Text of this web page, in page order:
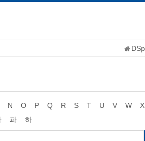
N O P Q R S T U V W X
파
하